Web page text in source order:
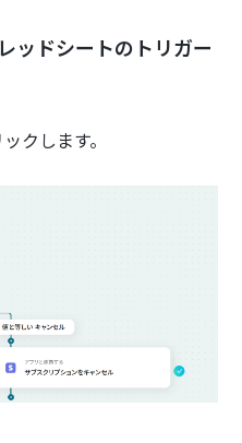
ッドシートのトリガー
クします。